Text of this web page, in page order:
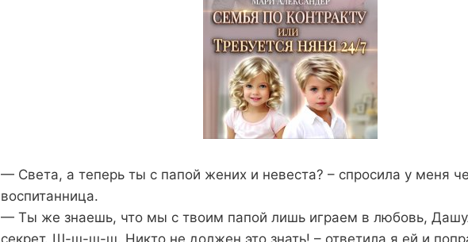
— Света, а теперь ты с папой жених и невеста? – спросила у меня
воспитанница.
— Ты же знаешь, что мы с твоим папой лишь играем в любовь,
секрет. Ш-ш-ш-ш. Никто не должен это знать! – ответила я ей и